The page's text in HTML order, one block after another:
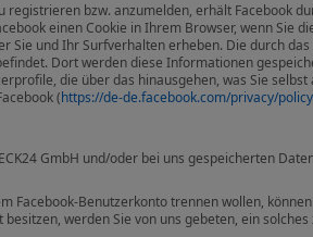
bzw. anzumelden, erhält Facebook
einen Cookie in Ihrem Browser, wenn Sie
Sie und Ihr Surfverhalten erheben. Die durch
Dort werden diese Informationen
die über das hinausgehen, was Sie
(https://de-de.facebook.com/privacy/
GmbH und/oder bei uns gespeicherten
Facebook-Benutzerkonto trennen wollen,
werden Sie von uns gebeten, ein